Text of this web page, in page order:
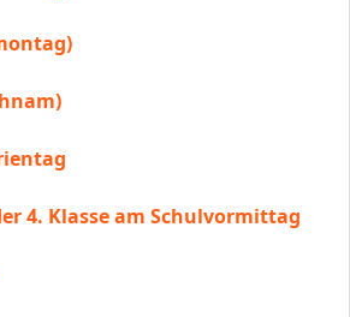
4. Klasse am Schulvormittag